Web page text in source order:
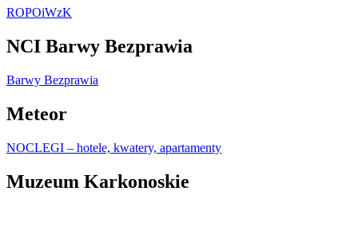
ROPOiWzK
NCI Barwy Bezprawia
Barwy Bezprawia
Meteor
NOCLEGI – hotele, kwatery, apartamenty
Muzeum Karkonoskie